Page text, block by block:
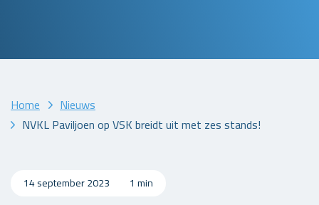
Home
Nieuws
NVKL Paviljoen op VSK breidt uit met zes stands!
14 september 2023 1 min